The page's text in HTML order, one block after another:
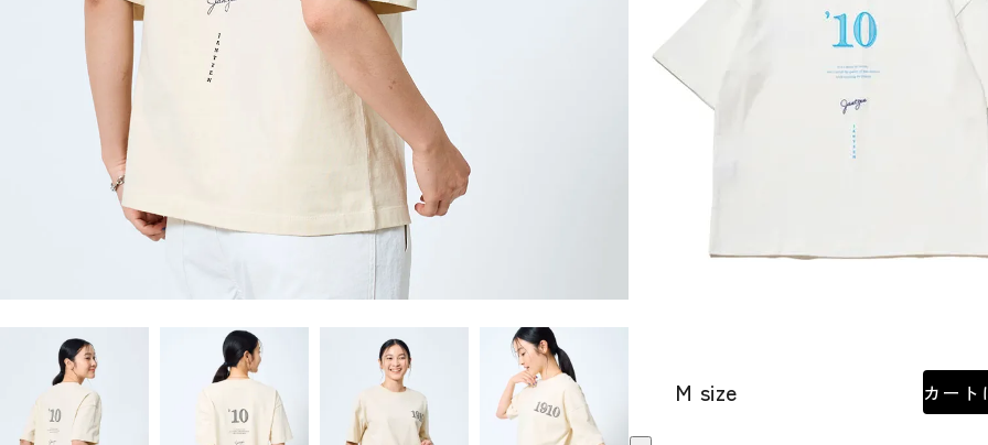
M size カート